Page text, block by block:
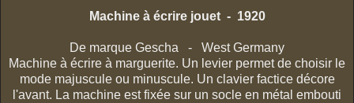
Machine à écrire jouet - 1920
De marque Gescha - West Germany
Machine à écrire à marguerite. Un levier permet de choisir le
mode majuscule ou minuscule. Un clavier factice décore
l'avant. La machine est fixée sur un socle en métal embouti